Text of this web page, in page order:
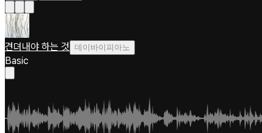
견뎌내야 하는 것 데이바이피아노
Basic